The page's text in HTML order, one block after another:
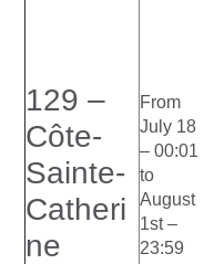
129 –
Côte-
Sainte-
Catheri
ne
From
July 18
– 00:01
to
August
1st –
23:59